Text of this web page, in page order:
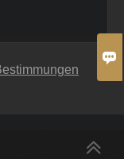
